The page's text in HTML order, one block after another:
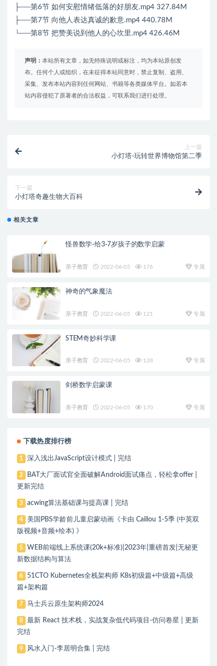
├──第6节 如何安慰情绪低落的好朋友.mp4 327.84M
├──第7节 向他人表达真诚的歉意.mp4 440.78M
└──第8节 把赞美说到他人的心坎里.mp4 426.46M
声明： 本站所有文章，如无特殊说明或标注，均为本站原创发
布。任何个人或组织，在未征得本站同意时，禁止复制、盗用、
采集、发布本站内容到任何网站、书籍等各类媒体平台。如若本
站内容侵犯了原著者的合法权益，可联系我们进行处理。
上一篇
小灯塔-玩转世界博物馆第二季
下一篇
小灯塔奇趣生物大百科
相关文章
怪兽数学-给3-7岁孩子的数学启蒙
亲子教育 2022-06-05 176 专属
神奇的气象魔法
亲子教育 2022-06-05 121 专属
STEM奇妙科学课
亲子教育 2022-06-05 128 专属
剑桥数学启蒙课
亲子教育 2022-06-05 170 专属
下载热度排行榜
1 深入浅出JavaScript设计模式 | 完结
2
BAT大厂面试官全面破解Android面试痛点，轻松拿offer |
更新完结
3 acwing算法基础课与提高课 | 完结
4
美国PBS学龄前儿童启蒙动画《卡由 Caillou 1-5季 (中英双
版视频+音频+绘本) 》
5
WEB前端线上系统课(20k+标准)|2023年|重磅首发|无秘更
新数据结构与算法
6
51CTO Kubernetes全栈架构师 K8s初级篇+中级篇+高级
篇+架构篇
7 马士兵云原生架构师2024
8
最新 React 技术栈，实战复杂低代码项目-仿问卷星 | 更新
完结
9 风水入门-李居明合集 | 完结